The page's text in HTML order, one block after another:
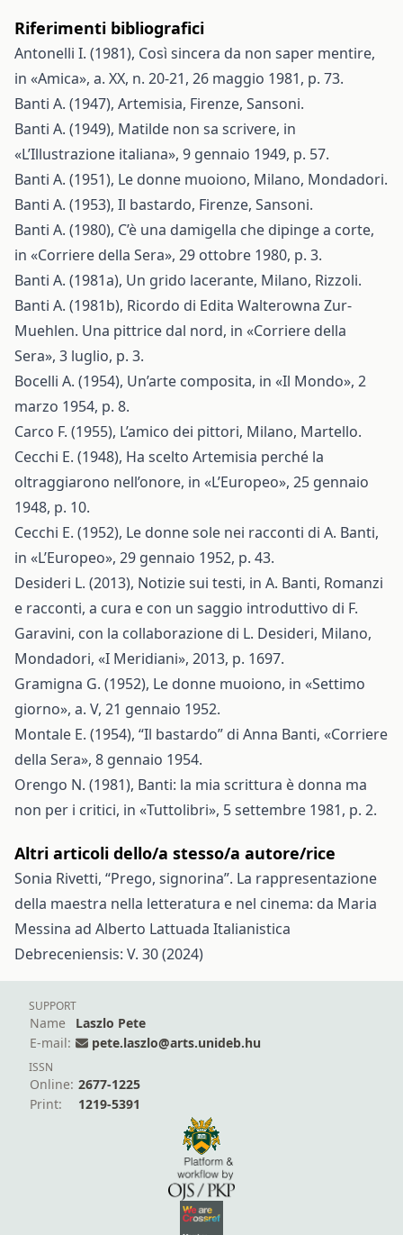
Riferimenti bibliografici
Antonelli I. (1981), Così sincera da non saper mentire,
in «Amica», a. XX, n. 20-21, 26 maggio 1981, p. 73.
Banti A. (1947), Artemisia, Firenze, Sansoni.
Banti A. (1949), Matilde non sa scrivere, in
«L’Illustrazione italiana», 9 gennaio 1949, p. 57.
Banti A. (1951), Le donne muoiono, Milano, Mondadori.
Banti A. (1953), Il bastardo, Firenze, Sansoni.
Banti A. (1980), C’è una damigella che dipinge a corte,
in «Corriere della Sera», 29 ottobre 1980, p. 3.
Banti A. (1981a), Un grido lacerante, Milano, Rizzoli.
Banti A. (1981b), Ricordo di Edita Walterowna Zur-
Muehlen. Una pittrice dal nord, in «Corriere della
Sera», 3 luglio, p. 3.
Bocelli A. (1954), Un’arte composita, in «Il Mondo», 2
marzo 1954, p. 8.
Carco F. (1955), L’amico dei pittori, Milano, Martello.
Cecchi E. (1948), Ha scelto Artemisia perché la
oltraggiarono nell’onore, in «L’Europeo», 25 gennaio
1948, p. 10.
Cecchi E. (1952), Le donne sole nei racconti di A. Banti,
in «L’Europeo», 29 gennaio 1952, p. 43.
Desideri L. (2013), Notizie sui testi, in A. Banti, Romanzi
e racconti, a cura e con un saggio introduttivo di F.
Garavini, con la collaborazione di L. Desideri, Milano,
Mondadori, «I Meridiani», 2013, p. 1697.
Gramigna G. (1952), Le donne muoiono, in «Settimo
giorno», a. V, 21 gennaio 1952.
Montale E. (1954), “Il bastardo” di Anna Banti, «Corriere
della Sera», 8 gennaio 1954.
Orengo N. (1981), Banti: la mia scrittura è donna ma
non per i critici, in «Tuttolibri», 5 settembre 1981, p. 2.
Altri articoli dello/a stesso/a autore/rice
Sonia Rivetti, “Prego, signorina”. La rappresentazione
della maestra nella letteratura e nel cinema: da Maria
Messina ad Alberto Lattuada Italianistica
Debreceniensis: V. 30 (2024)
SUPPORT
Name
Laszlo Pete
E-mail:
pete.laszlo@arts.unideb.hu
ISSN
Online: 2677-1225
Print:
1219-5391